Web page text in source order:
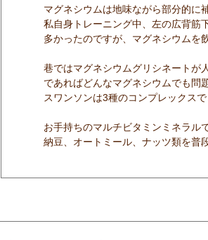
マグネシウムは地味ながら部分的に
私自身トレーニング中、左の広背筋
多かったのですが、マグネシウムを
巷ではマグネシウムグリシネートが
であればどんなマグネシウムでも問
スワンソンは3種のコンプレックスで
お手持ちのマルチビタミンミネラル
納豆、オートミール、ナッツ類を普